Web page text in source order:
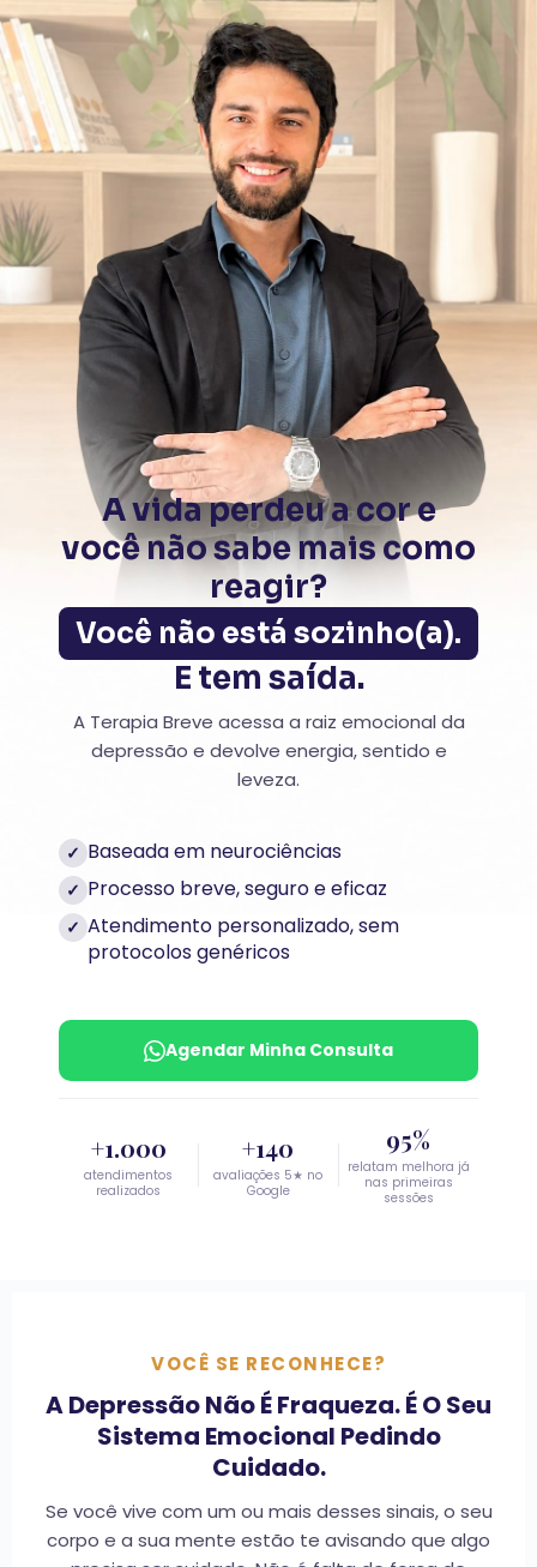
A vida perdeu a cor e
você não sabe mais como
reagir?
Você não está sozinho(a).
E tem saída.
A Terapia Breve acessa a raiz emocional da
depressão e devolve energia, sentido e
leveza.
✓ Baseada em neurociências
✓ Processo breve, seguro e eficaz
✓ Atendimento personalizado, sem
protocolos genéricos
Agendar Minha Consulta
+1.000
atendimentos
realizados
+140
avaliações 5★ no
Google
95%
relatam melhora já
nas primeiras
sessões
VOCÊ SE RECONHECE?
A Depressão Não É Fraqueza. É O Seu
Sistema Emocional Pedindo
Cuidado.
Se você vive com um ou mais desses sinais, o seu
corpo e a sua mente estão te avisando que algo